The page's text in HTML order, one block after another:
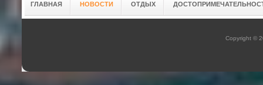
ГЛАВНАЯ НОВОСТИ ОТДЫХ
Copyright ©